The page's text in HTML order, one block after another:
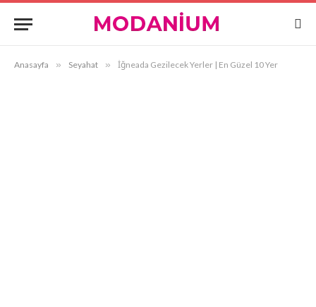
Anasayfa » Seyahat » İğneada Gezilecek Yerler | En Güzel 10 Yer